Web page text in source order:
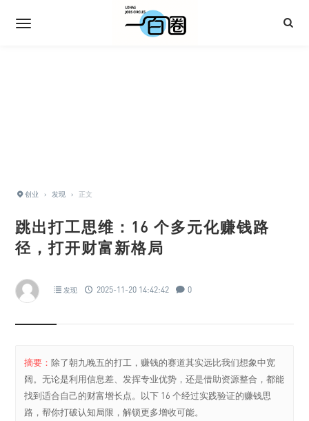
创业 › 发现 › 正文
跳出打工思维：16 个多元化赚钱路
径，打开财富新格局
发现 2025-11-20 14:42:42 0
摘要：除了朝九晚五的打工，赚钱的赛道其实远比我们想象中宽
阔。无论是利用信息差、发挥专业优势，还是借助资源整合，都能
找到适合自己的财富增长点。以下 16 个经过实践验证的赚钱思
路，帮你打破认知局限，解锁更多增收可能。